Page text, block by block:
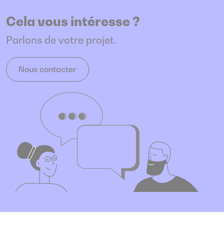
Cela vous intéresse ?
Parlons de votre projet.
Nous contacter